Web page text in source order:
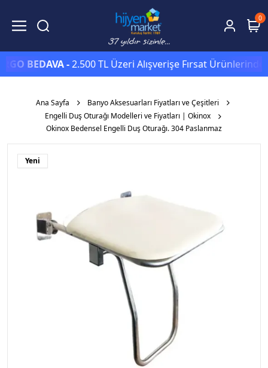
0
BEDAVA -2.500 TL Üzeri Alışverişe Fırsat Ürünlerinde
Ana Sayfa
Banyo Aksesuarları Fiyatları ve Çeşitleri
Engelli Duş Oturağı Modelleri ve Fiyatları | Okinox
Okinox Bedensel Engelli Duş Oturağı. 304 Paslanmaz
Yeni